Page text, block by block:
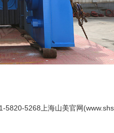
5820-5268 上海山美官网